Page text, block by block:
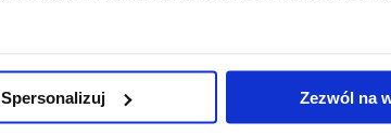
Spersonalizuj Zezwól na